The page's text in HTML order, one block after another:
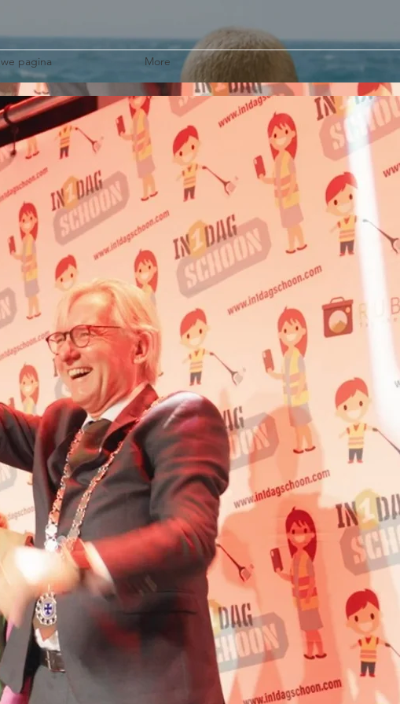
pagina More